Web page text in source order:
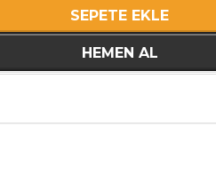
SEPETE EKLE
HEMEN AL